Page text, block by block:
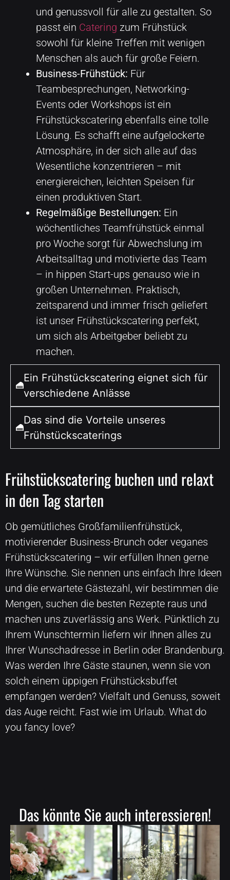
und genussvoll für alle zu gestalten. So
passt ein Catering zum Frühstück
sowohl für kleine Treffen mit wenigen
Menschen als auch für große Feiern.
Business-Frühstück: Für
Teambesprechungen, Networking-
Events oder Workshops ist ein
Frühstückscatering ebenfalls eine tolle
Lösung. Es schafft eine aufgelockerte
Atmosphäre, in der sich alle auf das
Wesentliche konzentrieren – mit
energiereichen, leichten Speisen für
einen produktiven Start.
Regelmäßige Bestellungen: Ein
wöchentliches Teamfrühstück einmal
pro Woche sorgt für Abwechslung im
Arbeitsalltag und motivierte das Team
– in hippen Start-ups genauso wie in
großen Unternehmen. Praktisch,
zeitsparend und immer frisch geliefert
ist unser Frühstückscatering perfekt,
um sich als Arbeitgeber beliebt zu
machen.
Ein Frühstückscatering eignet sich für
verschiedene Anlässe
Das sind die Vorteile unseres
Frühstückscaterings
Frühstückscatering buchen und relaxt
in den Tag starten
Ob gemütliches Großfamilienfrühstück,
motivierender Business-Brunch oder veganes
Frühstückscatering – wir erfüllen Ihnen gerne
Ihre Wünsche. Sie nennen uns einfach Ihre Ideen
und die erwartete Gästezahl, wir bestimmen die
Mengen, suchen die besten Rezepte raus und
machen uns zuverlässig ans Werk. Pünktlich zu
Ihrem Wunschtermin liefern wir Ihnen alles zu
Ihrer Wunschadresse in Berlin oder Brandenburg.
Was werden Ihre Gäste staunen, wenn sie von
solch einem üppigen Frühstücksbuffet
empfangen werden? Vielfalt und Genuss, soweit
das Auge reicht. Fast wie im Urlaub. What do
you fancy love?
Das könnte Sie auch interessieren!